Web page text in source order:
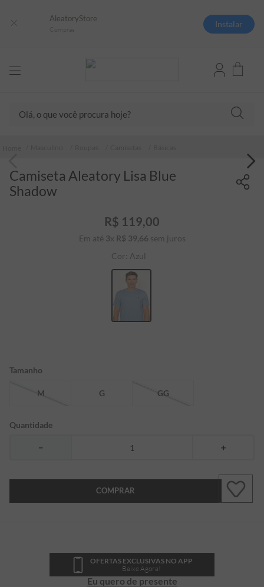
AleatoryStore
Instalar
Camiseta Aleatory Lisa Blue
Shadow
R$ 119,00
Em até 3x R$ 39,66 sem juros
Cor: Azul
Tamanho
M G GG
Quantidade
＋
－
COMPRAR
OFERTAS EXCLUSIVAS NO APP
Baixe Agora!
Eu quero de presente
2º
camiseta listrada
4º
camiseta
5º
pima
6º
7
9º